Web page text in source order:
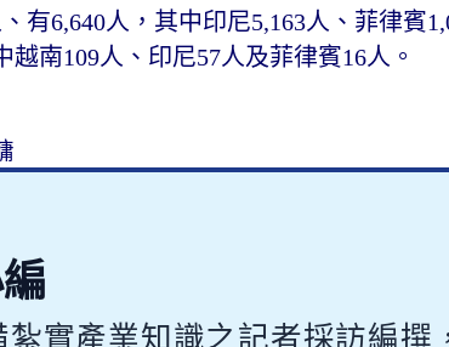
有6,640人，其中印尼5,163人、菲律賓
南109人、印尼57人及菲律賓16人。
實產業知識之記者採訪編撰